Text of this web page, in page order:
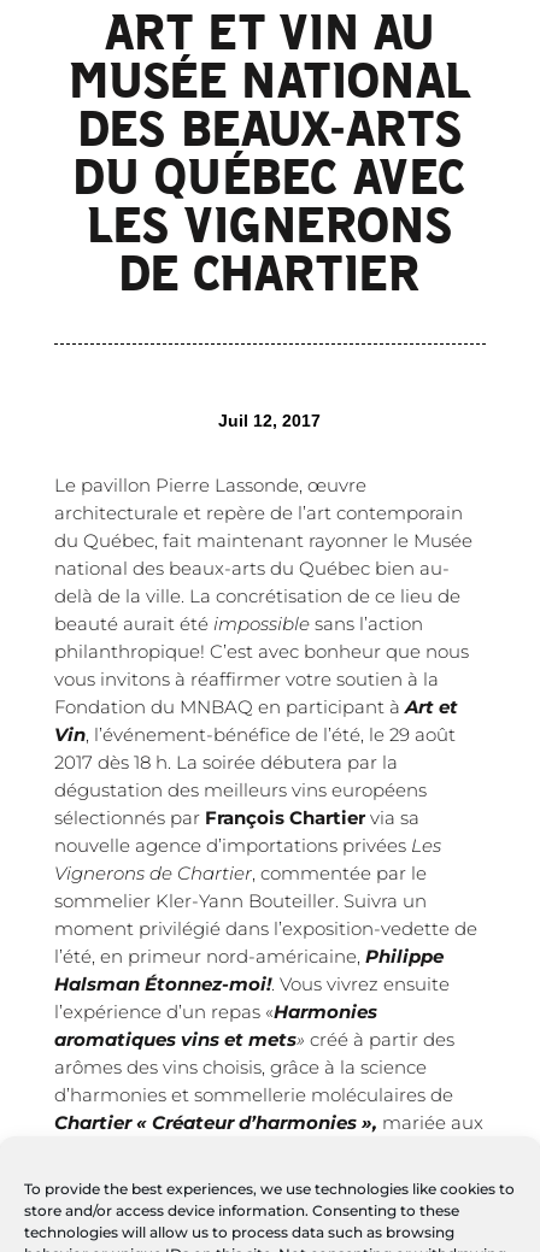
To provide the best experiences, we use technologies like cookies to
store and/or access device information. Consenting to these
technologies will allow us to process data such as browsing
ART ET VIN AU
MUSÉE NATIONAL
DES BEAUX-ARTS
DU QUÉBEC AVEC
LES VIGNERONS
DE CHARTIER
Juil 12, 2017
Le pavillon Pierre Lassonde, œuvre
architecturale et repère de l’art contemporain
du Québec, fait maintenant rayonner le Musée
national des beaux-arts du Québec bien au-
delà de la ville. La concrétisation de ce lieu de
beauté aurait été impossiblesans l’action
philanthropique! C’est avec bonheur que nous
vous invitons à réaffirmer votre soutien à la
Fondation du MNBAQ en participant àArt et
Vin, l’événement-bénéfice de l’été, le 29 août
2017 dès 18 h. La soirée débutera par la
dégustation des meilleurs vins européens
sélectionnés par François Chartiervia sa
nouvelle agence d’importations privées Les
Vignerons de Chartier, commentée par le
sommelier Kler-Yann Bouteiller. Suivra un
moment privilégié dans l’exposition-vedette de
l’été, en primeur nord-américaine, Philippe
Halsman Étonnez-moi!. Vous vivrez ensuite
l’expérience d’un repas «Harmonies
aromatiques vins et mets» créé à partir des
arômes des vins choisis, grâce à la science
d’harmonies et sommellerie moléculaires de
Chartier « Créateur d’harmonies », mariée aux
Chantal Lepage. Un encan-bénéfice sous la
thématique de laFête estivalemettra en
valeur un corpus de sérigraphies signées par